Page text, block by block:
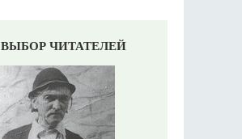
ВЫБОР ЧИТАТЕЛЕЙ